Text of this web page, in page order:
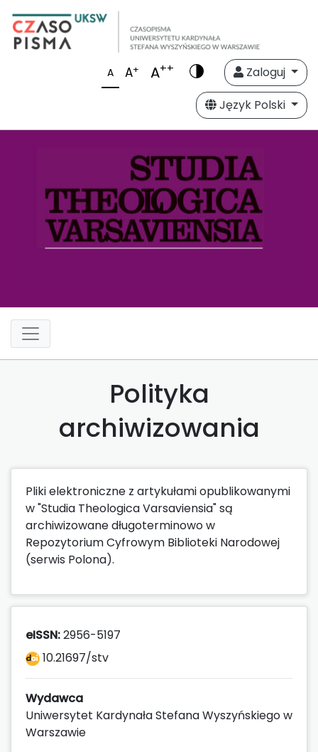
A A+ A++
Zaloguj
Język Polski
Polityka
archiwizowania
Pliki elektroniczne z artykułami opublikowanymi
w "Studia Theologica Varsaviensia" są
archiwizowane długoterminowo w
Repozytorium Cyfrowym Biblioteki Narodowej
(serwis Polona).
eISSN:2956-5197
10.21697/stv
Wydawca
Uniwersytet Kardynała Stefana Wyszyńskiego w
Warszawie